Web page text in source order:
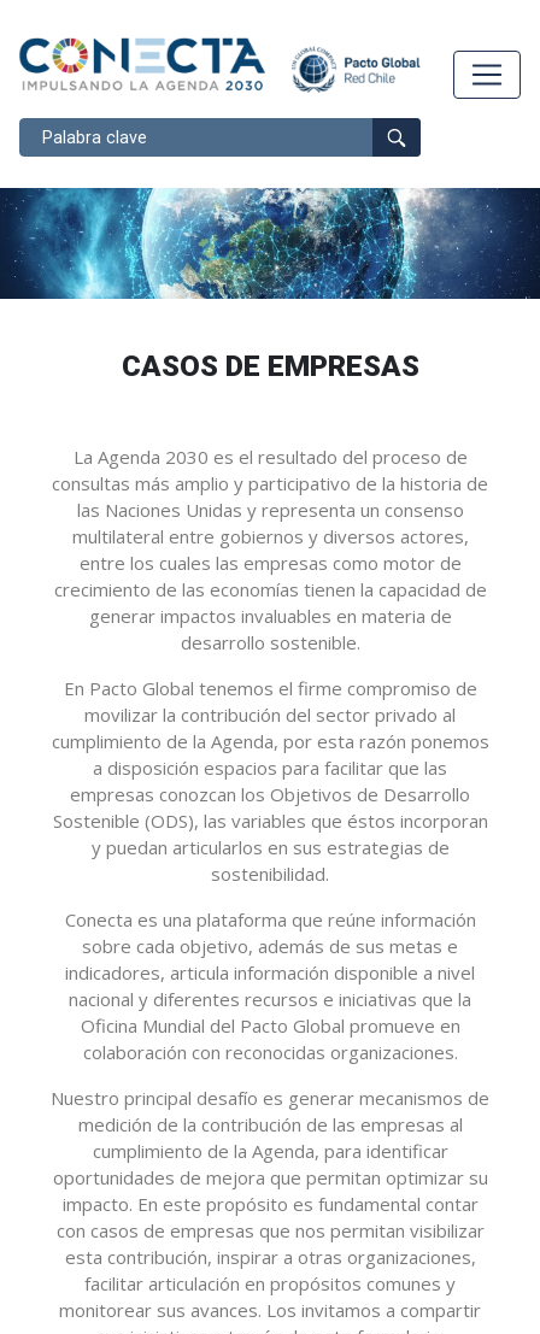
Buscar
CASOS DE EMPRESAS
La Agenda 2030 es el resultado del proceso de
consultas más amplio y participativo de la historia de
las Naciones Unidas y representa un consenso
multilateral entre gobiernos y diversos actores,
entre los cuales las empresas como motor de
crecimiento de las economías tienen la capacidad de
generar impactos invaluables en materia de
desarrollo sostenible.
En Pacto Global tenemos el firme compromiso de
movilizar la contribución del sector privado al
cumplimiento de la Agenda, por esta razón ponemos
a disposición espacios para facilitar que las
empresas conozcan los Objetivos de Desarrollo
Sostenible (ODS), las variables que éstos incorporan
y puedan articularlos en sus estrategias de
sostenibilidad.
Conecta es una plataforma que reúne información
sobre cada objetivo, además de sus metas e
indicadores, articula información disponible a nivel
nacional y diferentes recursos e iniciativas que la
Oficina Mundial del Pacto Global promueve en
colaboración con reconocidas organizaciones.
Nuestro principal desafío es generar mecanismos de
medición de la contribución de las empresas al
cumplimiento de la Agenda, para identificar
oportunidades de mejora que permitan optimizar su
impacto. En este propósito es fundamental contar
con casos de empresas que nos permitan visibilizar
esta contribución, inspirar a otras organizaciones,
facilitar articulación en propósitos comunes y
monitorear sus avances. Los invitamos a compartir